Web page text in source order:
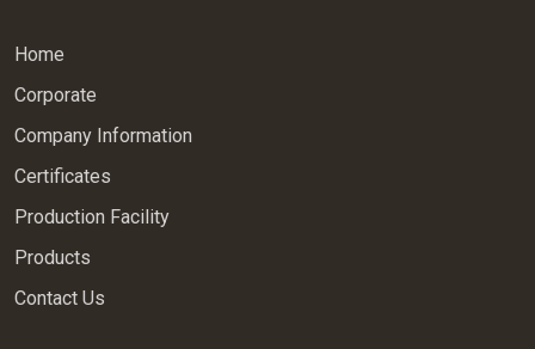
Home
Corporate
Company Information
Certificates
Production Facility
Products
Contact Us